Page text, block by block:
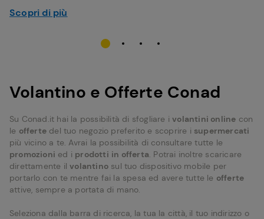
Scopri di più
Volantino e Offerte Conad
Su Conad.it hai la possibilità di sfogliare ivolantini online con
le offerte del tuo negozio preferito e scoprire i supermercati
più vicino a te. Avrai la possibilità di consultare tutte le
promozioni ed i prodotti in offerta. Potrai inoltre scaricare
direttamente ilvolantino sul tuo dispositivo mobile per
portarlo con te mentre fai la spesa ed avere tutte le offerte
attive, sempre a portata di mano.
Seleziona dalla barra di ricerca, la tua la città, il tuo indirizzo o